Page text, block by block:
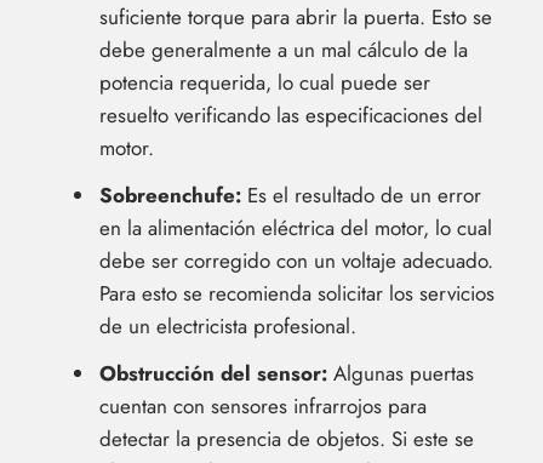
suficiente torque para abrir la puerta. Esto se
debe generalmente a un mal cálculo de la
potencia requerida, lo cual puede ser
resuelto verificando las especificaciones del
motor.
Sobreenchufe: Es el resultado de un error
en la alimentación eléctrica del motor, lo cual
debe ser corregido con un voltaje adecuado.
Para esto se recomienda solicitar los servicios
de un electricista profesional.
Obstrucción del sensor: Algunas puertas
cuentan con sensores infrarrojos para
detectar la presencia de objetos. Si este se